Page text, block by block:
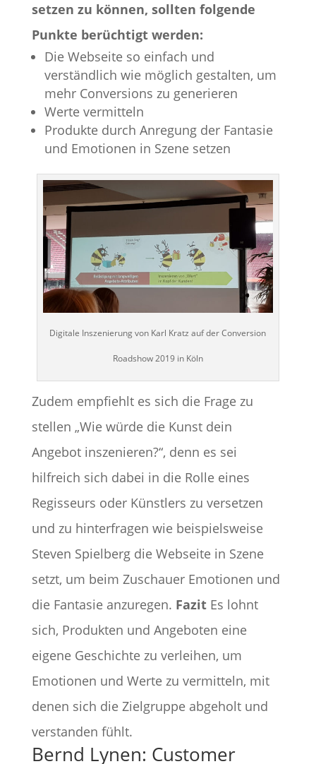
setzen zu können, sollten folgende
Punkte berüchtigt werden:
Die Webseite so einfach und
verständlich wie möglich gestalten, um
mehr Conversions zu generieren
Werte vermitteln
Produkte durch Anregung der Fantasie
und Emotionen in Szene setzen
Digitale Inszenierung von Karl Kratz auf der Conversion
Roadshow 2019 in Köln
Zudem empfiehlt es sich die Frage zu
stellen „Wie würde die Kunst dein
Angebot inszenieren?“, denn es sei
hilfreich sich dabei in die Rolle eines
Regisseurs oder Künstlers zu versetzen
und zu hinterfragen wie beispielsweise
Steven Spielberg die Webseite in Szene
setzt, um beim Zuschauer Emotionen und
die Fantasie anzuregen. FazitEs lohnt
sich, Produkten und Angeboten eine
eigene Geschichte zu verleihen, um
Emotionen und Werte zu vermitteln, mit
denen sich die Zielgruppe abgeholt und
verstanden fühlt.
Bernd Lynen: Customer